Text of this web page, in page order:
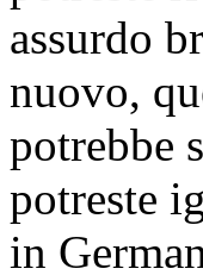
assurdo
nuovo,
potrebbe
potreste
in